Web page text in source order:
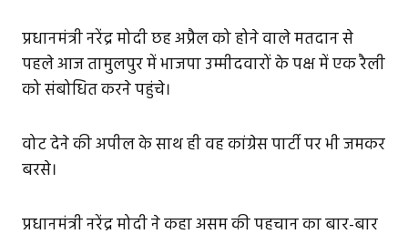
प्रधानमंत्री नरेंद्र मोदी छह अप्रैल को होने वाले मतदान से
पहले आज तामुलपुर में भाजपा उम्मीदवारों के पक्ष में एक रैली
को संबोधित करने पहुंचे।
वोट देने की अपील के साथ ही वह कांग्रेस पार्टी पर भी जमकर
बरसे।
प्रधानमंत्री नरेंद्र मोदी ने कहा असम की पहचान का बार-बार